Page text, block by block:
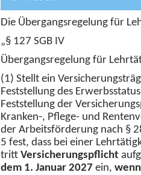
Die Übergangsregelung für
„§ 127 SGB IV
Übergangsregelung für
(1) Stellt ein
Feststellung des
Feststellung der
Kranken-, Pflege- und
der Arbeitsförderung nach §
5 fest, dass bei einer
tritt Versicherungspflicht
dem 1. Januar 2027 ein, wenn